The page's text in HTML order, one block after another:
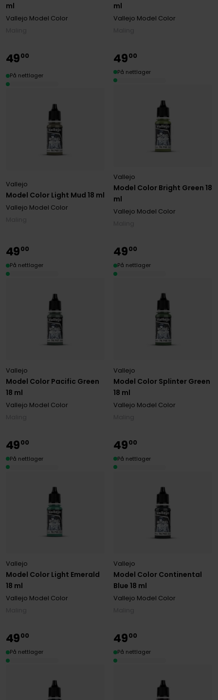
ml
Vallejo Model Color
ml
Vallejo Model Color
Model Color Light Mud 18 ml
Vallejo
Vallejo Model Color
4900
På nettlager
Model Color Bright Green 18
ml
Vallejo
Vallejo Model Color
4900
På nettlager
Model Color Pacific Green
18 ml
Vallejo
Vallejo Model Color
4900
På nettlager
Model Color Splinter Green
18 ml
Vallejo
Vallejo Model Color
4900
På nettlager
Model Color Light Emerald
18 ml
Vallejo
Vallejo Model Color
4900
På nettlager
Model Color Continental
Blue 18 ml
Vallejo
Vallejo Model Color
4900
På nettlager
4900
På nettlager
4900
På nettlager